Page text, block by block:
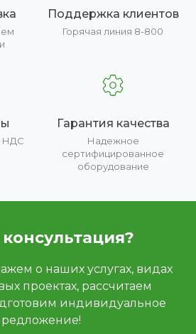
Поддержка клиентов
Горячая линия 8-800
НДС
Гарантия качества
Надежное
сертифицированное
оборудование
о наших услугах, видах
проектах, рассчитаем
индивидуальное